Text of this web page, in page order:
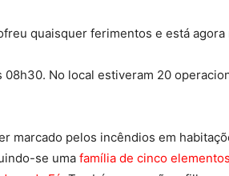
quaisquer ferimentos e está
No local estiveram 20
marcado pelos incêndios em
se uma família de cinco